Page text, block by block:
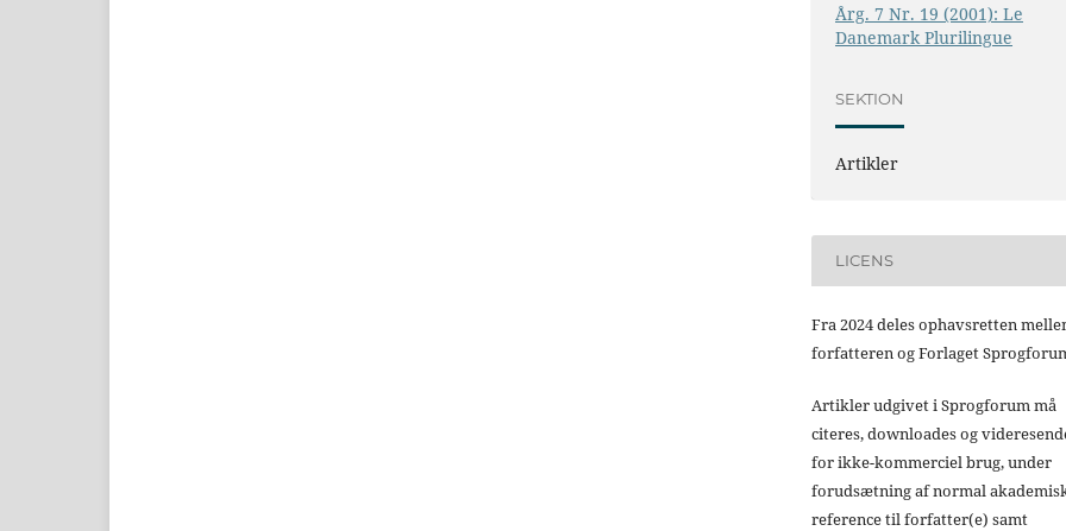
Årg. 7 Nr. 19 (2001): Le
Danemark Plurilingue
SEKTION
Artikler
LICENS
Fra 2024 deles ophavsretten
forfatteren og Forlaget
Artikler udgivet i Sprogforum må
citeres, downloades og
for ikke-kommerciel brug, under
forudsætning af normal
reference til forfatter(e) samt